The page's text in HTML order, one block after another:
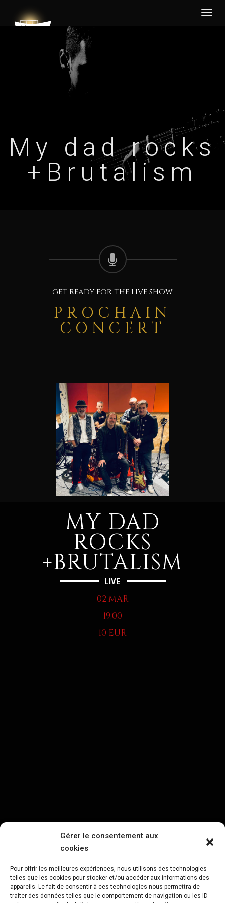
Gérer le consentement aux
cookies
Pour offrir les meilleures expériences, nous utilisons des technologies
telles que les cookies pour stocker et/ou accéder aux informations des
appareils. Le fait de consentir à ces technologies nous permettra de
traiter des données telles que le comportement de navigation ou les ID
My dad rocks
+Brutalism
GET READY FOR THE LIVE SHOW
PROCHAIN
CONCERT
MY DAD
ROCKS
+BRUTALISM
LIVE
02 MAR
19:00
10 EUR